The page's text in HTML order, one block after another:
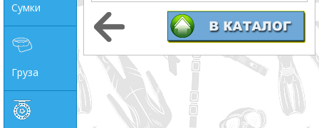
Сумки
Груза